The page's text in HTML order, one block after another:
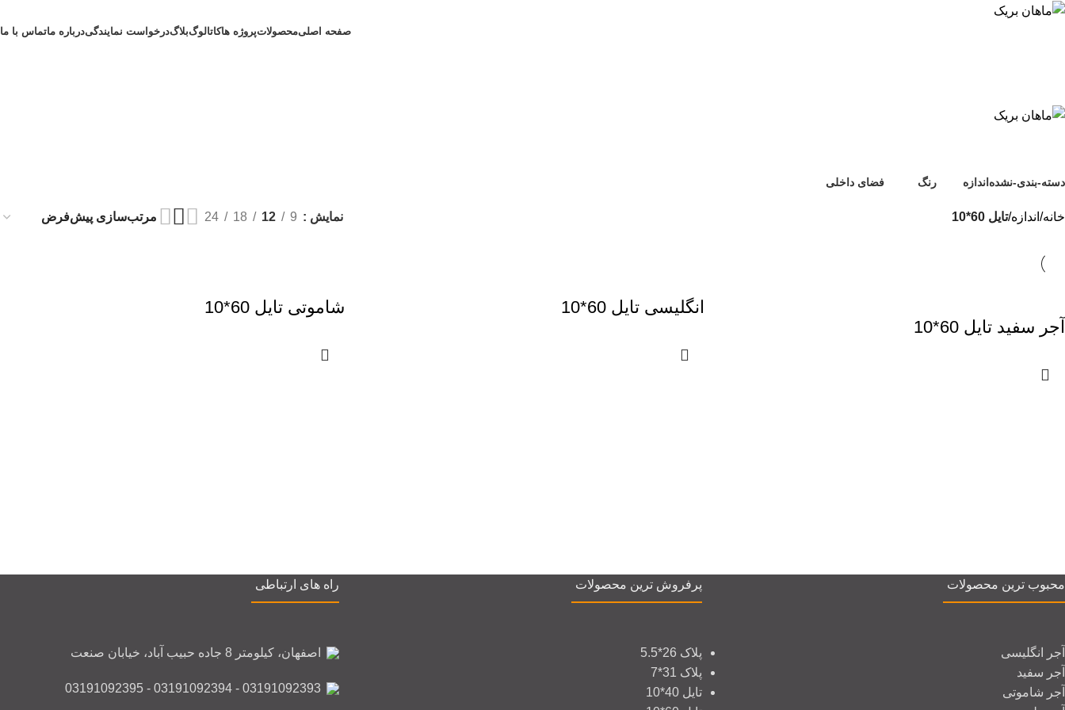
صفحه اصلیمحصولاتپروژه هاکاتالوگبلاگدرخواست نمایندگیدرباره ماتماس با ما
دسته-بندی-نشدهاندازه
رنگ
فضای داخلی
خانه اندازه تایل 60*10 نمایش 9
12
18
24
آجر سفید تایل 60*10
انگلیسی تایل 60*10 شاموتی تایل 60*10
محبوب ترین محصولات
آجر انگلیسی
آجر سفید
آجر شاموتی
پرفروش ترین محصولات
پلاک 26*5.5
پلاک 31*7
تایل 40*10
راه های ارتباطی
اصفهان، کیلومتر 8 جاده حبیب آباد، خیابان صنعت
03191092393 - 03191092394 - 03191092395